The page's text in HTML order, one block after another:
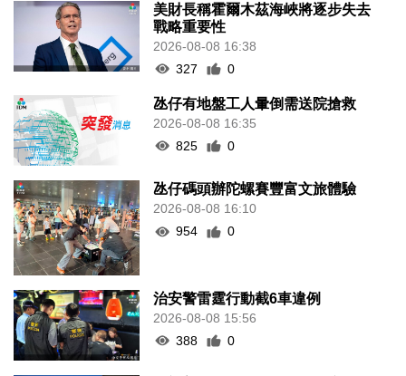
美財長稱霍爾木茲海峽將逐步失去
戰略重要性
2026-08-08 16:38
327
0
氹仔有地盤工人暈倒需送院搶救
2026-08-08 16:35
825
0
氹仔碼頭辦陀螺賽豐富文旅體驗
2026-08-08 16:10
954
0
治安警雷霆行動截6車違例
2026-08-08 15:56
388
0